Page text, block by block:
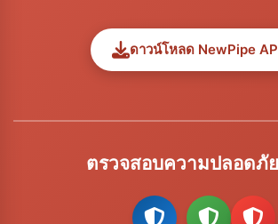
ดาวน์โหลด NewPipe
ตรวจสอบความปลอดภั